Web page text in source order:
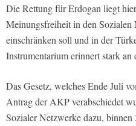
Die Rettung für Erdogan liegt
Meinungsfreiheit in den
einschränken soll und in der
Instrumentarium erinnert stark an
Das Gesetz, welches Ende Juli
Antrag der AKP verabschiedet
Sozialer Netzwerke dazu,